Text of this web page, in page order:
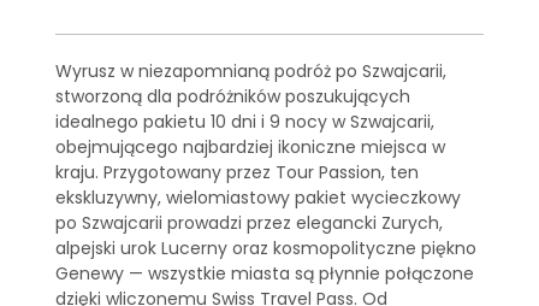
Wyrusz w niezapomnianą podróż po Szwajcarii,
stworzoną dla podróżników poszukujących
idealnego pakietu 10 dni i 9 nocy w Szwajcarii,
obejmującego najbardziej ikoniczne miejsca w
kraju. Przygotowany przez Tour Passion, ten
ekskluzywny, wielomiastowy pakiet wycieczkowy
po Szwajcarii prowadzi przez elegancki Zurych,
alpejski urok Lucerny oraz kosmopolityczne piękno
Genewy — wszystkie miasta są płynnie połączone
dzięki wliczonemu Swiss Travel Pass. Od